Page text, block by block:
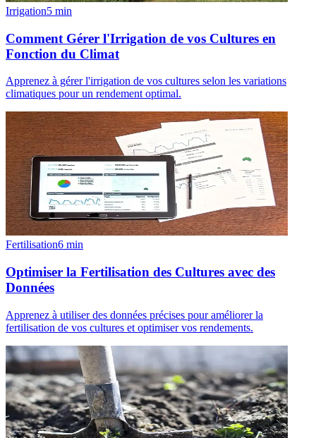
Irrigation5 min
Comment Gérer l'Irrigation de vos Cultures en
Fonction du Climat
Apprenez à gérer l'irrigation de vos cultures selon les variations
climatiques pour un rendement optimal.
Fertilisation6 min
Optimiser la Fertilisation des Cultures avec des
Données
Apprenez à utiliser des données précises pour améliorer la
fertilisation de vos cultures et optimiser vos rendements.